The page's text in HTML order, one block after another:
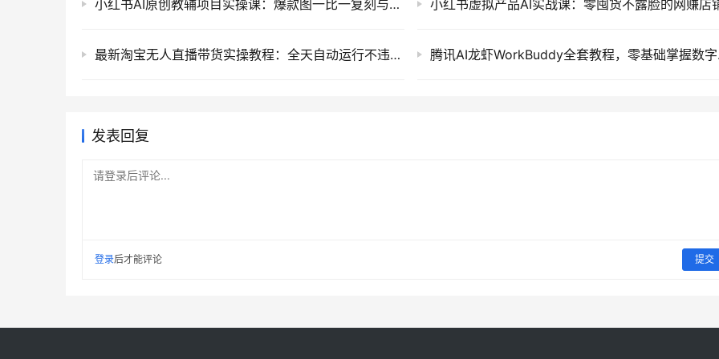
小红书AI原创教辅项目实操课：爆款图一比一复刻与自动生成题目玩法
最新淘宝无人直播带货实操教程：全天自动运行不违规防封号的电商网赚项目 腾讯AI
发表回复
请登录后评论...
登录后才能评论 提交